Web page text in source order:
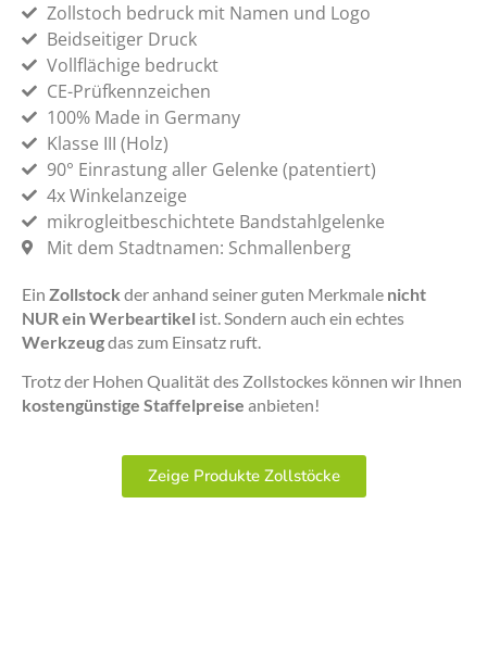
Zollstoch bedruck mit Namen und Logo
Beidseitiger Druck
Vollflächige bedruckt
CE-Prüfkennzeichen
100% Made in Germany
Klasse III (Holz)
90° Einrastung aller Gelenke (patentiert)
4x Winkelanzeige
mikrogleitbeschichtete Bandstahlgelenke
Mit dem Stadtnamen: Schmallenberg
Ein Zollstock der anhand seiner guten Merkmale nicht
NUR ein Werbeartikel ist. Sondern auch ein echtes
Werkzeugdas zum Einsatz ruft.
Trotz der Hohen Qualität des Zollstockes können wir Ihnen
kostengünstige Staffelpreise anbieten!
Zeige Produkte Zollstöcke